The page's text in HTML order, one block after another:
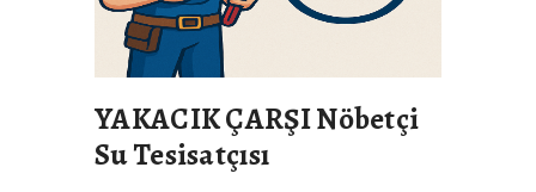
YAKACIK ÇARŞI Nöbetçi
Su Tesisatçısı